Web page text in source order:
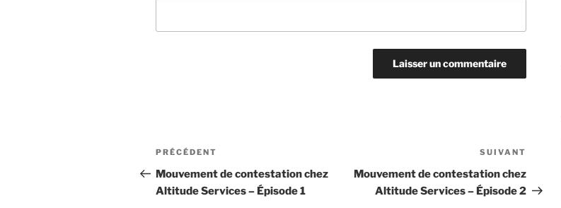
Navigation
de
l’article
Article
précédent
PRÉCÉDENT
Mouvement de contestation chez
Altitude Services – Épisode 1
suivant
SUIVANT
Mouvement de contestation chez
Altitude Services – Épisode 2